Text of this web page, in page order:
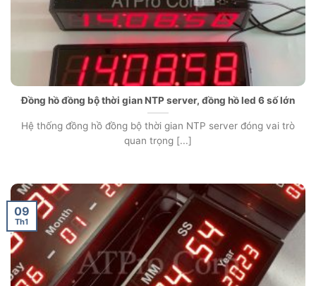
Đồng hồ đồng bộ thời gian NTP server, đồng hồ led 6 số lớn
Hệ thống đồng hồ đồng bộ thời gian NTP server đóng vai trò
quan trọng [...]
09
Th1